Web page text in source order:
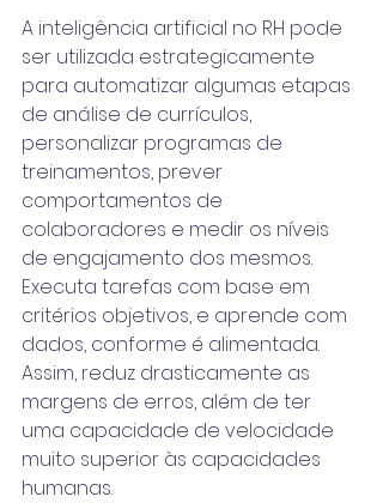
A inteligência artificial no RH pode
ser utilizada estrategicamente
para automatizar algumas etapas
de análise de currículos,
personalizar programas de
treinamentos, prever
comportamentos de
colaboradores e medir os níveis
de engajamento dos mesmos.
Executa tarefas com base em
critérios objetivos, e aprende com
dados, conforme é alimentada.
Assim, reduz drasticamente as
margens de erros, além de ter
uma capacidade de velocidade
muito superior às capacidades
humanas.